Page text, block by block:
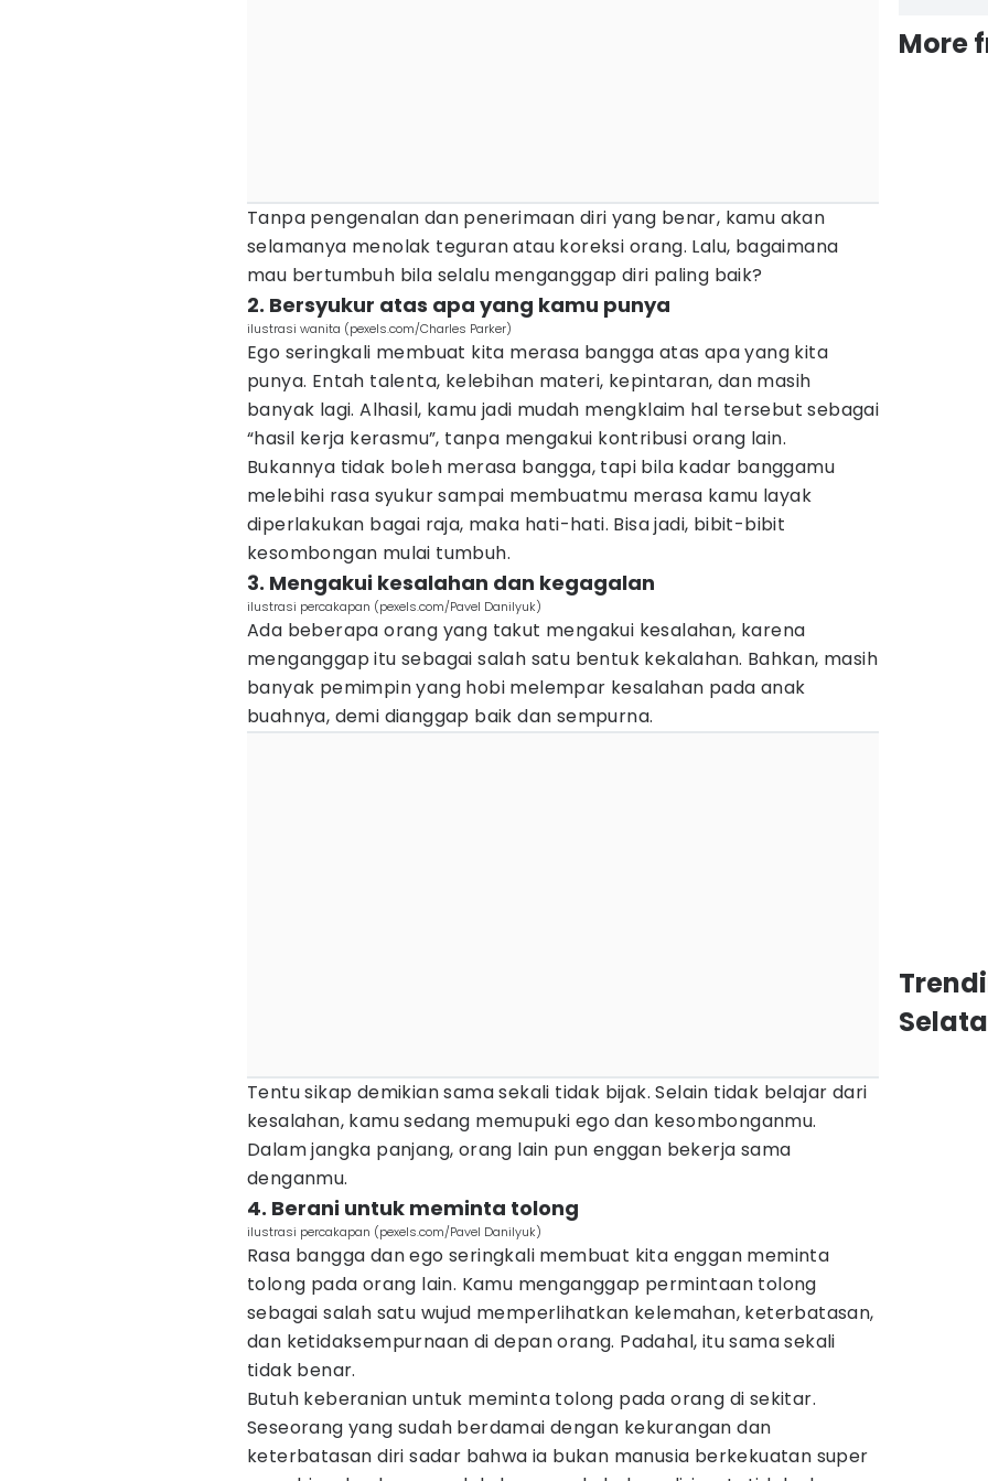
Tanpa pengenalan dan penerimaan diri yang benar, kamu akan
selamanya menolak teguran atau koreksi orang. Lalu, bagaimana
mau bertumbuh bila selalu menganggap diri paling baik?
2. Bersyukur atas apa yang kamu punya
ilustrasi wanita (pexels.com/Charles Parker)
Ego seringkali membuat kita merasa bangga atas apa yang kita
punya. Entah talenta, kelebihan materi, kepintaran, dan masih
banyak lagi. Alhasil, kamu jadi mudah mengklaim hal tersebut sebagai
“hasil kerja kerasmu”, tanpa mengakui kontribusi orang lain.
Bukannya tidak boleh merasa bangga, tapi bila kadar banggamu
melebihi rasa syukur sampai membuatmu merasa kamu layak
diperlakukan bagai raja, maka hati-hati. Bisa jadi, bibit-bibit
kesombongan mulai tumbuh.
3. Mengakui kesalahan dan kegagalan
ilustrasi percakapan (pexels.com/Pavel Danilyuk)
Ada beberapa orang yang takut mengakui kesalahan, karena
menganggap itu sebagai salah satu bentuk kekalahan. Bahkan, masih
banyak pemimpin yang hobi melempar kesalahan pada anak
buahnya, demi dianggap baik dan sempurna.
Tentu sikap demikian sama sekali tidak bijak. Selain tidak belajar dari
kesalahan, kamu sedang memupuki ego dan kesombonganmu.
Dalam jangka panjang, orang lain pun enggan bekerja sama
denganmu.
4. Berani untuk meminta tolong
ilustrasi percakapan (pexels.com/Pavel Danilyuk)
Rasa bangga dan ego seringkali membuat kita enggan meminta
tolong pada orang lain. Kamu menganggap permintaan tolong
sebagai salah satu wujud memperlihatkan kelemahan, keterbatasan,
dan ketidaksempurnaan di depan orang. Padahal, itu sama sekali
tidak benar.
Butuh keberanian untuk meminta tolong pada orang di sekitar.
Seseorang yang sudah berdamai dengan kekurangan dan
keterbatasan diri sadar bahwa ia bukan manusia berkekuatan super
More